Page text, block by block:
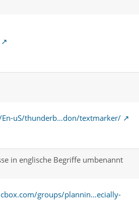
uS/thunderb…don/textmarker/
in englische Begriffe umbenannt
groups/plannin…ecially-